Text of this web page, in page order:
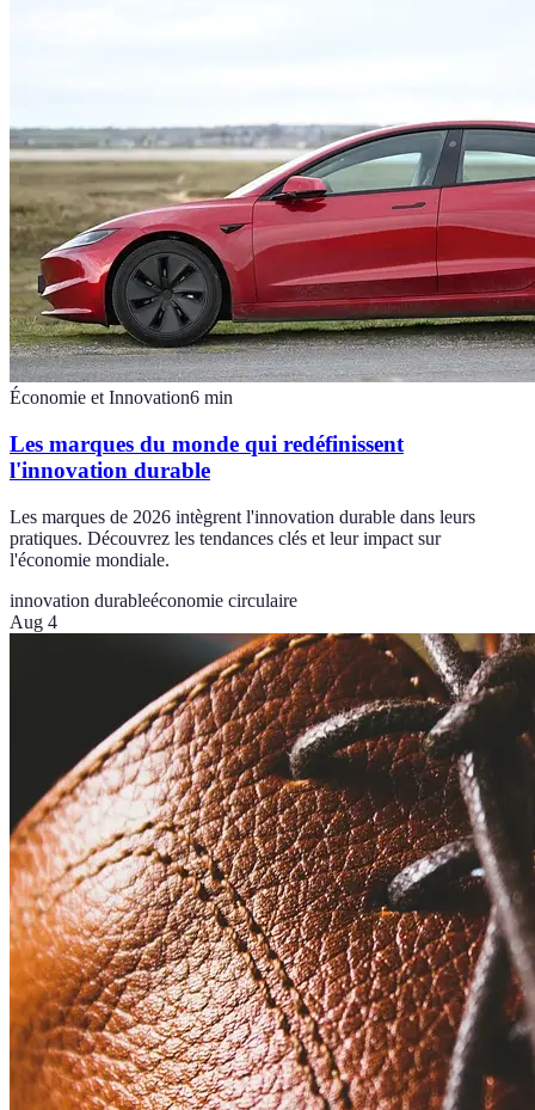
Économie et Innovation6 min
Les marques du monde qui redéfinissent
l'innovation durable
Les marques de 2026 intègrent l'innovation durable dans leurs
pratiques. Découvrez les tendances clés et leur impact sur
l'économie mondiale.
innovation durableéconomie circulaire
Aug 4